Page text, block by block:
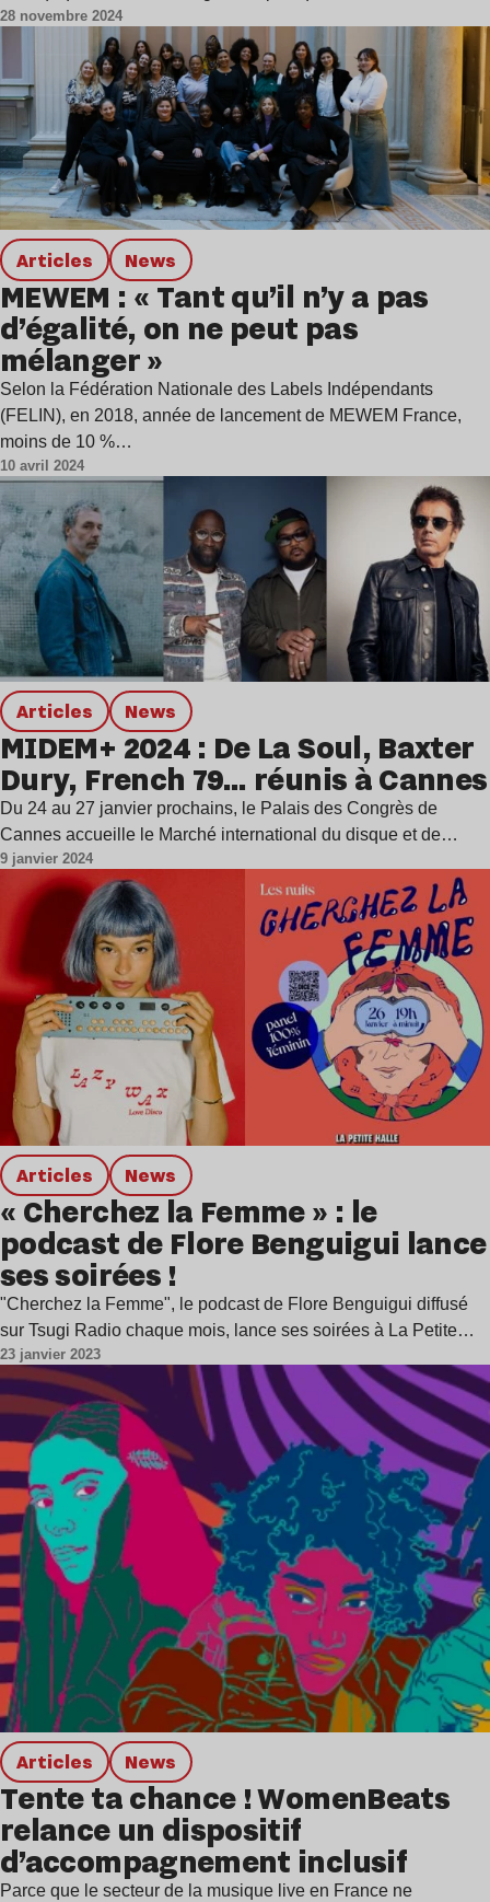
28 novembre 2024
Articles news
MEWEM : « Tant qu’il n’y a pas
d’égalité, on ne peut pas
mélanger »
Selon la Fédération Nationale des Labels Indépendants
(FELIN), en 2018, année de lancement de MEWEM France,
moins de 10 %…
10 avril 2024
Articles news
MIDEM+ 2024 : De La Soul, Baxter
Dury, French 79… réunis à Cannes
Du 24 au 27 janvier prochains, le Palais des Congrès de
Cannes accueille le Marché international du disque et de…
9 janvier 2024
Articles news
« Cherchez la Femme » : le
podcast de Flore Benguigui lance
ses soirées !
"Cherchez la Femme", le podcast de Flore Benguigui diffusé
sur Tsugi Radio chaque mois, lance ses soirées à La Petite…
23 janvier 2023
Articles news
Tente ta chance ! WomenBeats
relance un dispositif
d’accompagnement inclusif
Parce que le secteur de la musique live en France ne